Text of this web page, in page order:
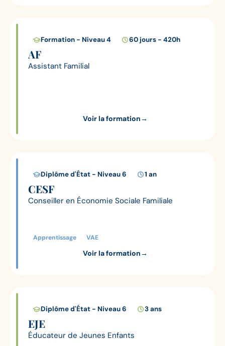
Formation - Niveau 4 60 jours - 420h
AF
Assistant Familial
Voir la formation→
Diplôme d'État - Niveau 6 1 an
CESF
Conseiller en Économie Sociale Familiale
Apprentissage VAE
Voir la formation→
Diplôme d'État - Niveau 6 3 ans
EJE
Éducateur de Jeunes Enfants